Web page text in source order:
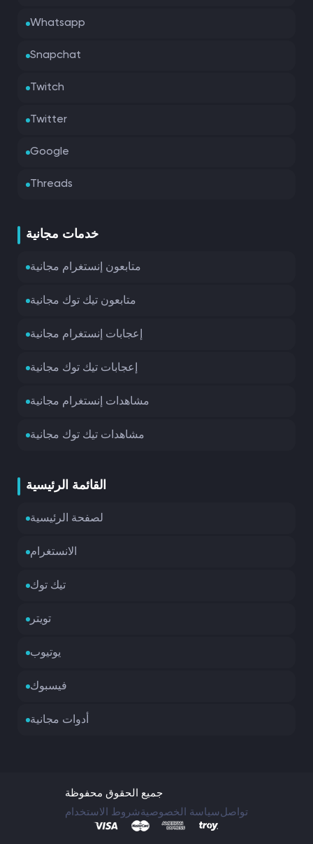
Whatsapp
Snapchat
Twitch
Twitter
Google
Threads
خدمات مجانية
متابعون إنستغرام مجانية
متابعون تيك توك مجانية
إعجابات إنستغرام مجانية
إعجابات تيك توك مجانية
مشاهدات إنستغرام مجانية
مشاهدات تيك توك مجانية
القائمة الرئيسية
لصفحة الرئيسية
الانستغرام
تيك توك
تويتر
يوتيوب
فيسبوك
أدوات مجانية
جميع الحقوق محفوظة
شروط الاستخدام سياسة الخصوصية تواصل